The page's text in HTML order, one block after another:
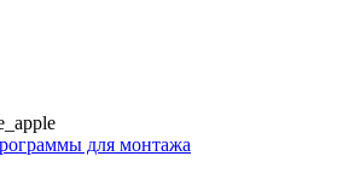
для монтажа